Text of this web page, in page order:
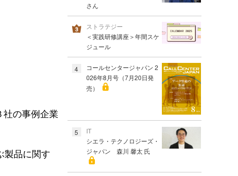
の事例企業
製品に関す
さん
ストラテジー
＜実践研修講座＞年間スケ
ジュール
4
コールセンタージャパン 2
026年8月号（7月20日発
売）
5
IT
シエラ・テクノロジーズ・
ジャパン 森川 馨太 氏